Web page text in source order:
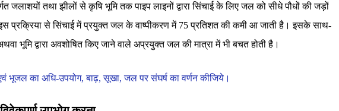
जलाशयों तथा झीलों से कृषि भूमि तक पाइप लाइनों द्वारा सिंचाई के लिए जल को सीधे पौधों की जड़ों
प्रक्रिया से सिंचाई में प्रयुक्त जल के वाष्पीकरण में 75 प्रतिशत की कमी आ जाती है। इसके साथ-
भूमि द्वारा अवशोषित किए जाने वाले अप्रयुक्त जल की मात्रा में भी बचत होती है।
भूजल का अधि-उपयोग, बाढ़, सूखा, जल पर संघर्ष का वर्णन कीजिये।